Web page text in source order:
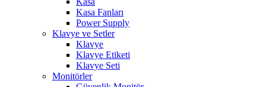
Kasa Fanları
Power Supply
Klavye ve Setler
Klavye
Klavye Etiketi
Klavye Seti
Monitörler